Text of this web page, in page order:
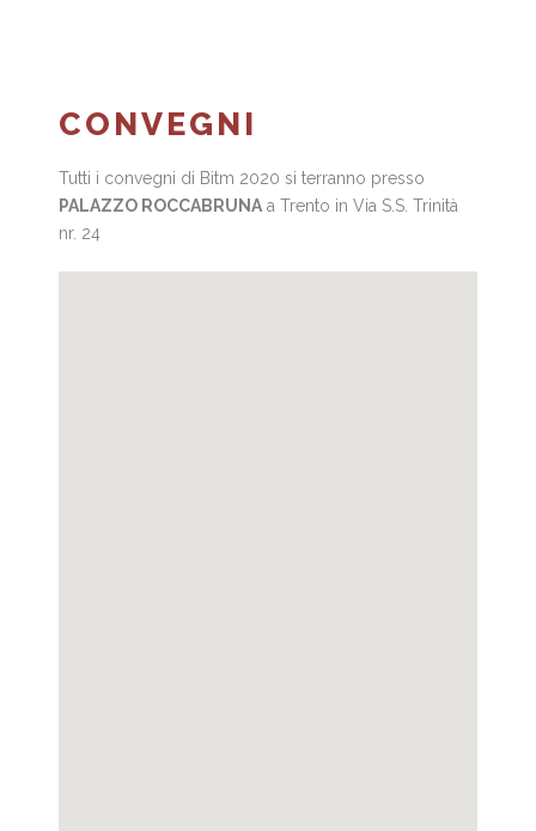
CONVEGNI
Tutti i convegni di Bitm 2020 si terranno presso
PALAZZO ROCCABRUNA a Trento in Via S.S. Trinità
nr. 24